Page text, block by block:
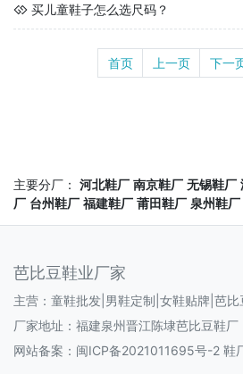
买儿童鞋子怎么选尺码？
首页 上一页 下一
主要分厂： 河北鞋厂 南京鞋厂 无锡鞋厂
厂 台州鞋厂 福建鞋厂 莆田鞋厂 泉州鞋厂
芭比豆鞋业厂家
主营：童鞋批发|男鞋定制|女鞋贴牌|芭比
厂家地址：福建泉州晋江陈埭芭比豆鞋厂
网站备案： 闽ICP备2021011695号-2 鞋